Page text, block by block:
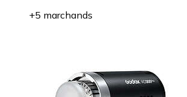
+5 marchands